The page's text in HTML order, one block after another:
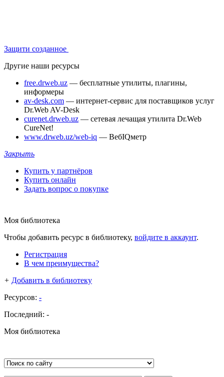
Защити созданное
Другие наши ресурсы
free.drweb.uz — бесплатные утилиты, плагины,
информеры
av-desk.com — интернет-сервис для поставщиков услуг
Dr.Web AV-Desk
curenet.drweb.uz — сетевая лечащая утилита Dr.Web
CureNet!
www.drweb.uz/web-iq — ВебIQметр
Закрыть
Купить у партнёров
Купить онлайн
Задать вопрос о покупке
Моя библиотека
Чтобы добавить ресурс в библиотеку, войдите в аккаунт.
Регистрация
В чем преимущества?
+ Добавить в библиотеку
Ресурсов: -
Последний: -
Моя библиотека